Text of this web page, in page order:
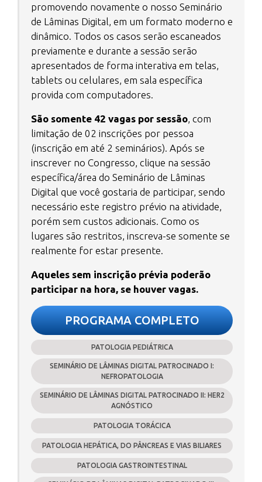
promovendo novamente o nosso Seminário
de Lâminas Digital, em um formato moderno e
dinâmico. Todos os casos serão escaneados
previamente e durante a sessão serão
apresentados de forma interativa em telas,
tablets ou celulares, em sala específica
provida com computadores.
São somente 42 vagas por sessão, com
limitação de 02 inscrições por pessoa
(inscrição em até 2 seminários). Após se
inscrever no Congresso, clique na sessão
específica/área do Seminário de Lâminas
Digital que você gostaria de participar, sendo
necessário este registro prévio na atividade,
porém sem custos adicionais. Como os
lugares são restritos, inscreva-se somente se
realmente for estar presente.
Aqueles sem inscrição prévia poderão
participar na hora, se houver vagas.
PROGRAMA COMPLETO
PATOLOGIA PEDIÁTRICA
SEMINÁRIO DE LÂMINAS DIGITAL PATROCINADO I:
NEFROPATOLOGIA
SEMINÁRIO DE LÂMINAS DIGITAL PATROCINADO II: HER2
AGNÓSTICO
PATOLOGIA TORÁCICA
PATOLOGIA HEPÁTICA, DO PÂNCREAS E VIAS BILIARES
PATOLOGIA GASTROINTESTINAL